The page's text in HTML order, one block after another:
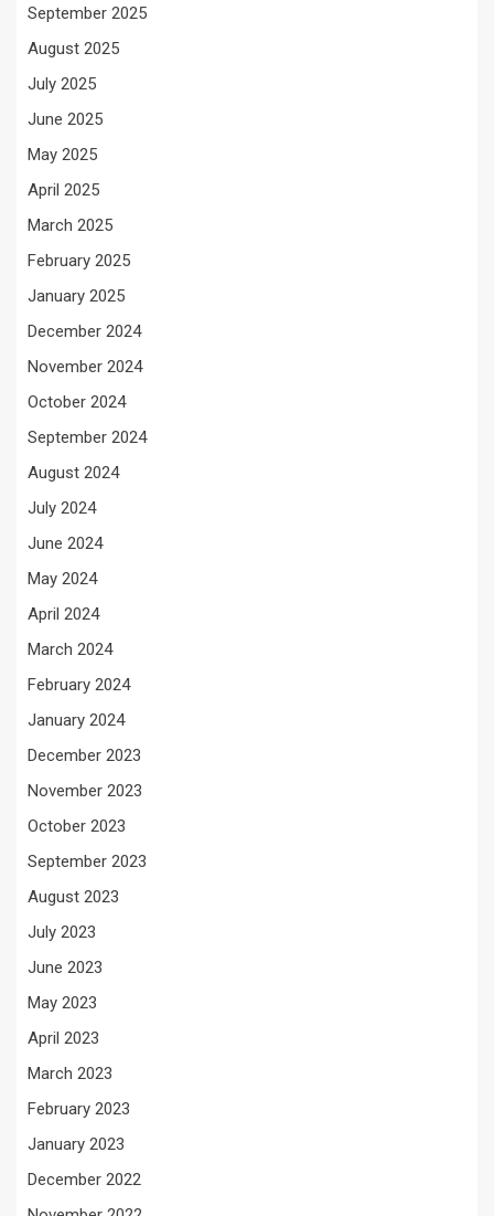
September 2025
August 2025
July 2025
June 2025
May 2025
April 2025
March 2025
February 2025
January 2025
December 2024
November 2024
October 2024
September 2024
August 2024
July 2024
June 2024
May 2024
April 2024
March 2024
February 2024
January 2024
December 2023
November 2023
October 2023
September 2023
August 2023
July 2023
June 2023
May 2023
April 2023
March 2023
February 2023
January 2023
December 2022